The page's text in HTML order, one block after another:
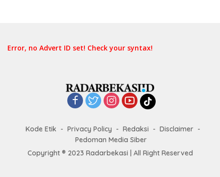
Error, no Advert ID set! Check your syntax!
Kode Etik Privacy Policy Redaksi
Disclaimer
Pedoman Media Siber
Copyright ® 2023 Radarbekasi | All Right Reserved